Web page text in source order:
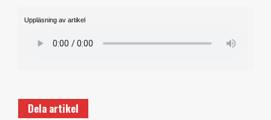
Uppläsning av artikel
Dela artikel